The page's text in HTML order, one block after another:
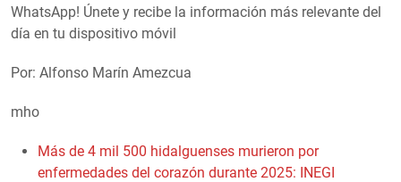
WhatsApp! Únete y recibe la información más relevante del
día en tu dispositivo móvil
Por: Alfonso Marín Amezcua
mho
Más de 4 mil 500 hidalguenses murieron por
enfermedades del corazón durante 2025: INEGI